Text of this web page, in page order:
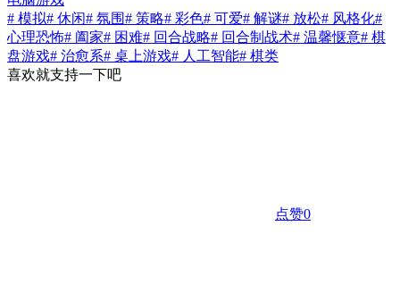
# 模拟# 休闲 # 氛围 # 策略# 彩色# 可爱# 解谜# 放松# 风格化#
心理恐怖# 阖家# 困难# 回合战略# 回合制战术# 温馨惬意# 棋
盘游戏# 治愈系# 桌上游戏# 人工智能# 棋类
喜欢就支持一下吧
点赞0